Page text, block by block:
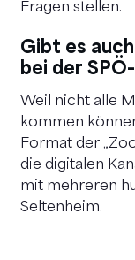
Fragen stellen.
Gibt es
bei der
Weil nicht alle
kommen
Format der
die digitalen
mit mehreren
Seltenheim.